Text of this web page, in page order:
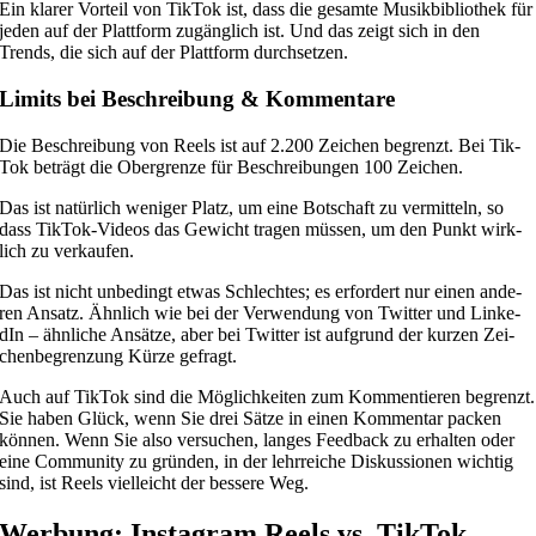
Ein kla­rer Vor­teil von Tik­Tok ist, dass die ge­sam­te Mu­sik­bi­blio­thek für
je­den auf der Platt­form zu­gäng­lich ist. Und das zeigt sich in den
Trends, die sich auf der Platt­form durch­set­zen.
Li­mits bei Be­schrei­bung & Kom­men­ta­re
Die Be­schrei­bung von Re­els ist auf 2.200 Zei­chen be­grenzt. Bei Tik­
Tok be­trägt die Ober­gren­ze für Be­schrei­bun­gen 100 Zei­chen.
Das ist na­tür­lich we­ni­ger Platz, um eine Bot­schaft zu ver­mit­teln, so
dass Tik­Tok-Vi­de­os das Ge­wicht tra­gen müs­sen, um den Punkt wirk­
lich zu ver­kau­fen.
Das ist nicht un­be­dingt et­was Schlech­tes; es er­for­dert nur ei­nen an­de­
ren An­satz. Ähn­lich wie bei der Ver­wen­dung von Twit­ter und Lin­ke­
dIn – ähn­li­che An­sät­ze, aber bei Twit­ter ist auf­grund der kur­zen Zei­
chen­be­gren­zung Kür­ze ge­fragt.
Auch auf Tik­Tok sind die Mög­lich­kei­ten zum Kom­men­tie­ren be­grenzt.
Sie ha­ben Glück, wenn Sie drei Sät­ze in ei­nen Kom­men­tar pa­cken
kön­nen. Wenn Sie also ver­su­chen, lan­ges Feed­back zu er­hal­ten oder
eine Com­mu­ni­ty zu grün­den, in der lehr­rei­che Dis­kus­sio­nen wich­tig
sind, ist Re­els viel­leicht der bes­se­re Weg.